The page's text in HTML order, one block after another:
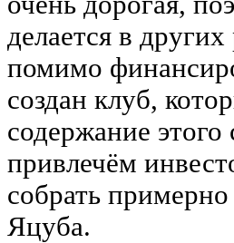
делается в
помимо
создан клуб,
содержание
привлечём
собрать
Яцуба.